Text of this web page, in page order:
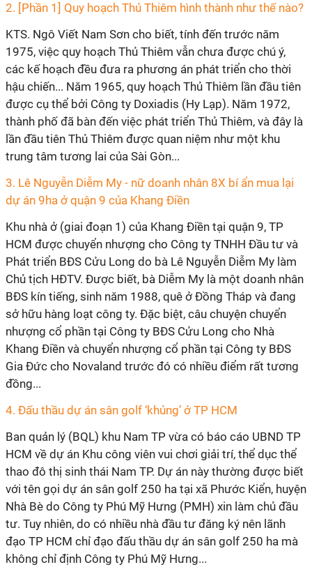
2. [Phần 1] Quy hoạch Thủ Thiêm hình thành như thế nào?
KTS. Ngô Viết Nam Sơn cho biết, tính đến trước năm
1975, việc quy hoạch Thủ Thiêm vẫn chưa được chú ý,
các kế hoạch đều đưa ra phương án phát triển cho thời
hậu chiến... Năm 1965, quy hoạch Thủ Thiêm lần đầu tiên
được cụ thể bởi Công ty Doxiadis (Hy Lạp). Năm 1972,
thành phố đã bàn đến việc phát triển Thủ Thiêm, và đây là
lần đầu tiên Thủ Thiêm được quan niệm như một khu
trung tâm tương lai của Sài Gòn...
3. Lê Nguyễn Diễm My - nữ doanh nhân 8X bí ẩn mua lại
dự án 9ha ở quận 9 của Khang Điền
Khu nhà ở (giai đoạn 1) của Khang Điền tại quận 9, TP
HCM được chuyển nhượng cho Công ty TNHH Đầu tư và
Phát triển BĐS Cửu Long do bà Lê Nguyễn Diễm My làm
Chủ tịch HĐTV. Được biết, bà Diễm My là một doanh nhân
BĐS kín tiếng, sinh năm 1988, quê ở Đồng Tháp và đang
sở hữu hàng loạt công ty. Đặc biệt, câu chuyện chuyển
nhượng cổ phần tại Công ty BĐS Cửu Long cho Nhà
Khang Điền và chuyển nhượng cổ phần tại Công ty BĐS
Gia Đức cho Novaland trước đó có nhiều điểm rất tương
đồng...
4. Đấu thầu dự án sân golf ‘khủng’ ở TP HCM
Ban quản lý (BQL) khu Nam TP vừa có báo cáo UBND TP
HCM về dự án Khu công viên vui chơi giải trí, thể dục thể
thao đô thị sinh thái Nam TP. Dự án này thường được biết
với tên gọi dự án sân golf 250 ha tại xã Phước Kiển, huyện
Nhà Bè do Công ty Phú Mỹ Hưng (PMH) xin làm chủ đầu
tư. Tuy nhiên, do có nhiều nhà đầu tư đăng ký nên lãnh
đạo TP HCM chỉ đạo đấu thầu dự án sân golf 250 ha mà
không chỉ định Công ty Phú Mỹ Hưng...